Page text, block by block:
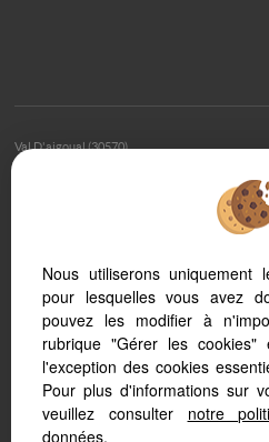
Val D'aigoual (30570)
Lanuejols (30750)
Saint Andre De Valborgne (30940)
Camprieu (30750)
Pommiers (30120)
Le Vigan (30120)
Ganges (34190)
Nous utiliserons uniquement
pour lesquelles vous avez
pouvez les modifier à
rubrique "Gérer les
l'exception des cookies
Pour plus d'informations sur
veuillez consulter notre
données.